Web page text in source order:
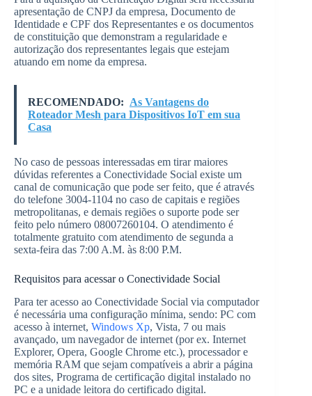
apresentação de CNPJ da empresa, Documento de
Identidade e CPF dos Representantes e os documentos
de constituição que demonstram a regularidade e
autorização dos representantes legais que estejam
atuando em nome da empresa.
RECOMENDADO: As Vantagens do
Roteador Mesh para Dispositivos IoT em sua
Casa
No caso de pessoas interessadas em tirar maiores
dúvidas referentes a Conectividade Social existe um
canal de comunicação que pode ser feito, que é através
do telefone 3004-1104 no caso de capitais e regiões
metropolitanas, e demais regiões o suporte pode ser
feito pelo número 08007260104. O atendimento é
totalmente gratuito com atendimento de segunda a
sexta-feira das 7:00 A.M. às 8:00 P.M.
Requisitos para acessar o Conectividade Social
Para ter acesso ao Conectividade Social via computador
é necessária uma configuração mínima, sendo: PC com
acesso à internet, Windows Xp, Vista, 7 ou mais
avançado, um navegador de internet (por ex. Internet
Explorer, Opera, Google Chrome etc.), processador e
memória RAM que sejam compatíveis a abrir a página
dos sites, Programa de certificação digital instalado no
PC e a unidade leitora do certificado digital.